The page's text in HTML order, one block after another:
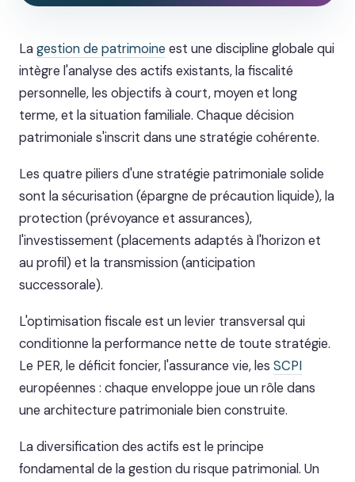
Lagestion de patrimoine est une discipline globale qui
intègre l'analyse des actifs existants, la fiscalité
personnelle, les objectifs à court, moyen et long
terme, et la situation familiale. Chaque décision
patrimoniale s'inscrit dans une stratégie cohérente.
Les quatre piliers d'une stratégie patrimoniale solide
sont la sécurisation (épargne de précaution liquide), la
protection (prévoyance et assurances),
l'investissement (placements adaptés à l'horizon et
au profil) et la transmission (anticipation
successorale).
L'optimisation fiscale est un levier transversal qui
conditionne la performance nette de toute stratégie.
Le PER, le déficit foncier, l'assurance vie, les SCPI
européennes : chaque enveloppe joue un rôle dans
une architecture patrimoniale bien construite.
La diversification des actifs est le principe
fondamental de la gestion du risque patrimonial. Un